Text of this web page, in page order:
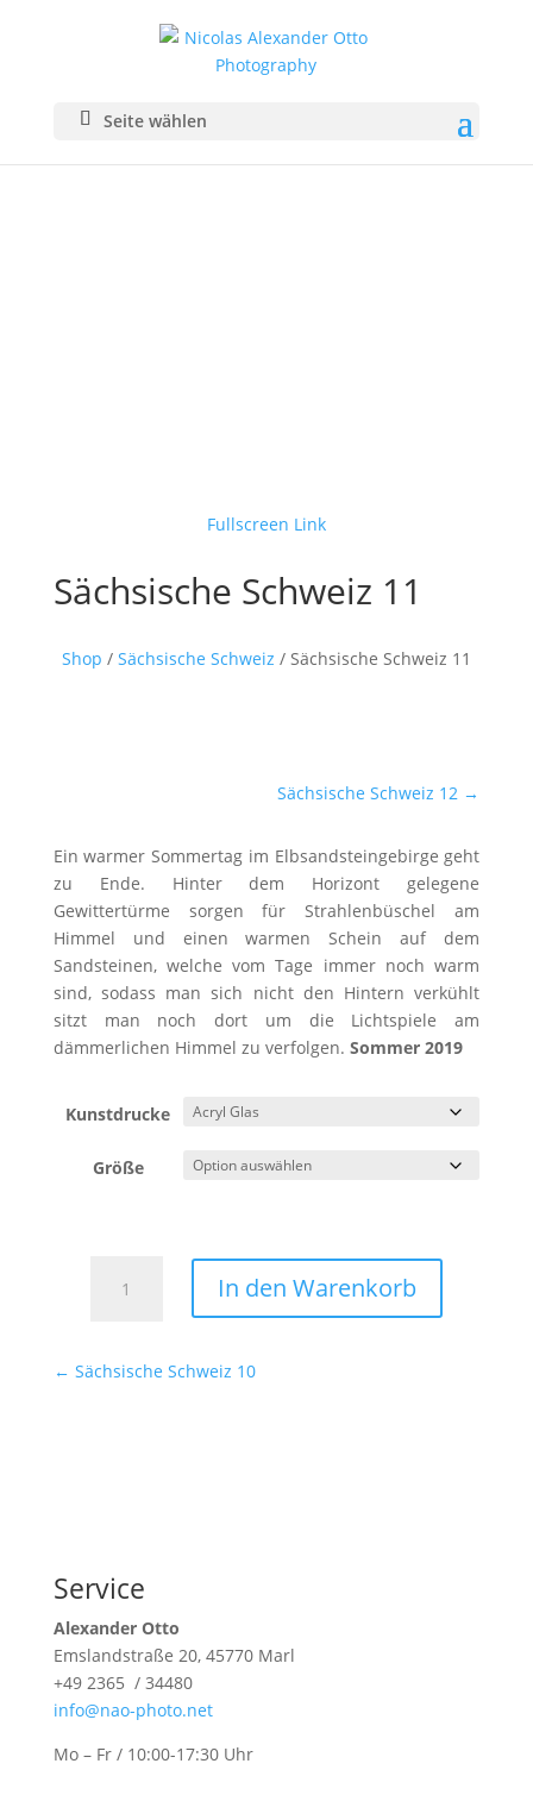
Seite wählen
Fullscreen Link
Sächsische Schweiz 11
Shop / Sächsische Schweiz / Sächsische Schweiz 11
Sächsische Schweiz 12 →
Ein warmer Sommertag im Elbsandsteingebirge geht
zu Ende. Hinter dem Horizont gelegene
Gewittertürme sorgen für Strahlenbüschel am
Himmel und einen warmen Schein auf dem
Sandsteinen, welche vom Tage immer noch warm
sind, sodass man sich nicht den Hintern verkühlt
sitzt man noch dort um die Lichtspiele am
dämmerlichen Himmel zu verfolgen. Sommer 2019
Kunstdrucke
Größe
Schweiz
In den Warenkorb
← Sächsische Schweiz 10
Service
Alexander Otto
Emslandstraße 20, 45770 Marl
+49 2365 / 34480
info@nao-photo.net
Mo – Fr / 10:00-17:30 Uhr